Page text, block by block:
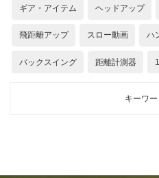
ギア・アイテム ヘッドアップ
飛距離アップ スロー動画 ハ
バックスイング 距離計測器
キーワ